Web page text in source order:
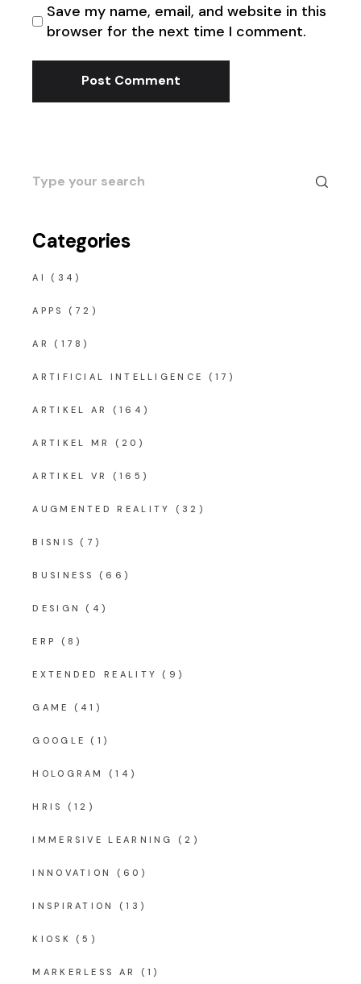
Save my name, email, and website in this
browser for the next time I comment.
Post Comment
Search
for:
Categories
AI (34)
APPS (72)
AR (178)
ARTIFICIAL INTELLIGENCE (17)
ARTIKEL AR (164)
ARTIKEL MR (20)
ARTIKEL VR (165)
AUGMENTED REALITY (32)
BISNIS (7)
BUSINESS (66)
DESIGN (4)
ERP (8)
EXTENDED REALITY (9)
GAME (41)
GOOGLE (1)
HOLOGRAM (14)
HRIS (12)
IMMERSIVE LEARNING (2)
INNOVATION (60)
INSPIRATION (13)
KIOSK (5)
MARKERLESS AR (1)